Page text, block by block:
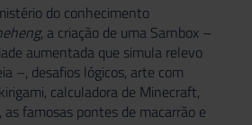
do conhecimento
, a criação de uma Sarnbox –
aumentada que simula relevo
–, desafios lógicos, arte com
calculadora de Minecraft,
as famosas pontes de macarrão e